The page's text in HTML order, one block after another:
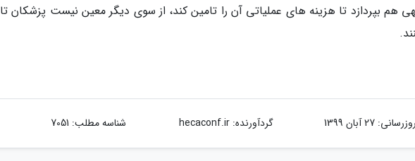
هم بپردازد تا هزینه های عملیاتی آن را تامین کند، از سوی دیگر معین نیست پزشکان تا
27 آبان 1399 گردآورنده:hecaconf.ir شناسه مطلب: 7051